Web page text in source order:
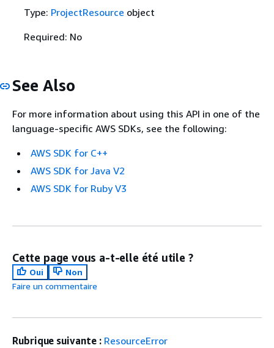
Type: ProjectResource object
Required: No
See Also
For more information about using this API in one of the
language-specific AWS SDKs, see the following:
AWS SDK for C++
AWS SDK for Java V2
AWS SDK for Ruby V3
Cette page vous a-t-elle été utile ?
Oui
Non
Faire un commentaire
Rubrique suivante : ResourceError